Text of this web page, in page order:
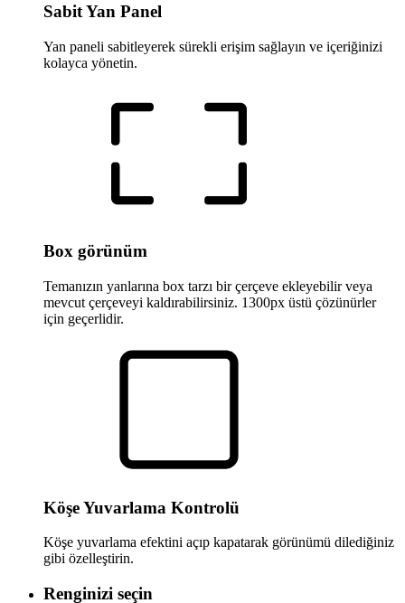
Sabit Yan Panel
Yan paneli sabitleyerek sürekli erişim sağlayın ve içeriğinizi
kolayca yönetin.
Box görünüm
Temanızın yanlarına box tarzı bir çerçeve ekleyebilir veya
mevcut çerçeveyi kaldırabilirsiniz. 1300px üstü çözünürler
için geçerlidir.
Köşe Yuvarlama Kontrolü
Köşe yuvarlama efektini açıp kapatarak görünümü dilediğiniz
gibi özelleştirin.
Renginizi seçin